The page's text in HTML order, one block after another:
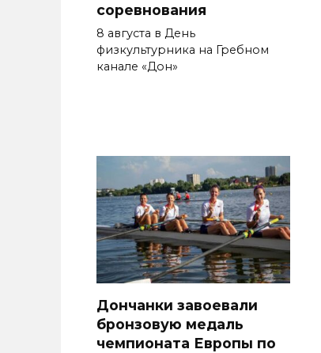
соревнования
8 августа в День
физкультурника на Гребном
канале «Дон»
Дончанки завоевали
бронзовую медаль
чемпионата Европы по